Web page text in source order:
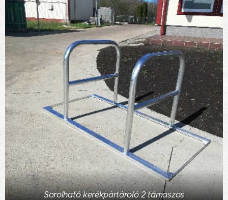
Sorolható kerékpártároló 2 támaszos